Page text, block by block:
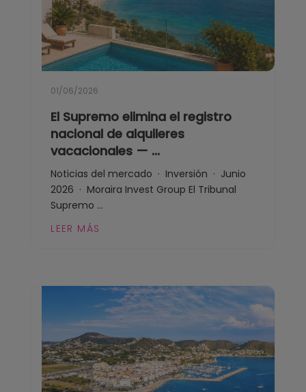
01/06/2026
El Supremo elimina el registro
nacional de alquileres
vacacionales — ...
Noticias del mercado · Inversión · Junio
2026 · Moraira Invest Group El Tribunal
Supremo ...
LEER MÁS